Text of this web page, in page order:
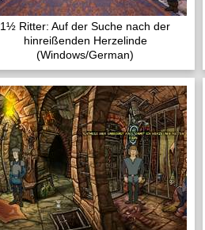
1½ Ritter: Auf der Suche nach der
hinreißenden Herzelinde
(Windows/German)